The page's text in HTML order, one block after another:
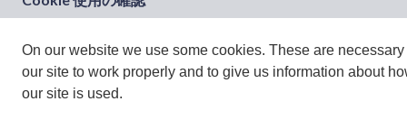
On our website we use some cookies. These are necessary
our site to work properly and to give us information about
our site is used.